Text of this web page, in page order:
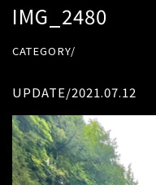
IMG_2480
CATEGORY/
UPDATE/2021.07.12